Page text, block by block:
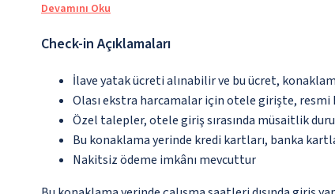
Devamını Oku
Check-in Açıklamaları
İlave yatak ücreti alınabilir ve bu ücret,
Olası ekstra harcamalar için otele girişte,
Özel talepler, otele giriş sırasında müsaitlik
Bu konaklama yerinde kredi kartları, banka
Nakitsiz ödeme imkânı mevcuttur